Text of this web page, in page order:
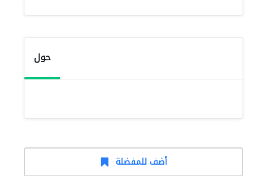
حول
أضف للمفضلة